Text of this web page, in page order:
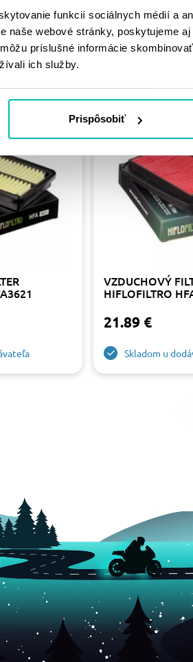
funkcií sociálnych médií a
naše webové stránky, poskytujeme
príslušné informácie
ich služby.
Prispôsobiť
PODOBNÉ
PRODUKTY
VZDUCHOVÝ
HIFLOFILTRO
21.89 €
Skladom u